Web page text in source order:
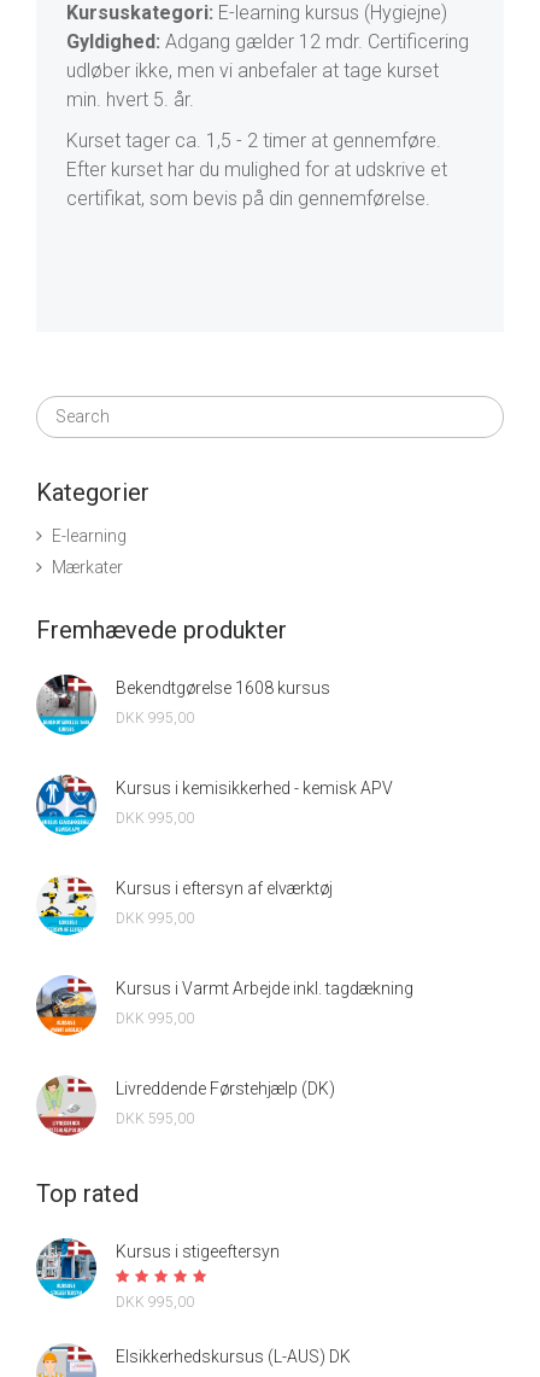
Kursuskategori: E-learning kursus (Hygiejne)
Gyldighed: Adgang gælder 12 mdr. Certificering
udløber ikke, men vi anbefaler at tage kurset
min. hvert 5. år.
Kurset tager ca. 1,5 - 2 timer at gennemføre.
Efter kurset har du mulighed for at udskrive et
certifikat, som bevis på din gennemførelse.
Kategorier
E-learning
Mærkater
Fremhævede produkter
Bekendtgørelse 1608 kursus
DKK 995,00
Kursus i kemisikkerhed - kemisk APV
DKK 995,00
Kursus i eftersyn af elværktøj
DKK 995,00
Kursus i Varmt Arbejde inkl. tagdækning
DKK 995,00
Livreddende Førstehjælp (DK)
DKK 595,00
Top rated
Kursus i stigeeftersyn
DKK 995,00
Elsikkerhedskursus (L-AUS) DK